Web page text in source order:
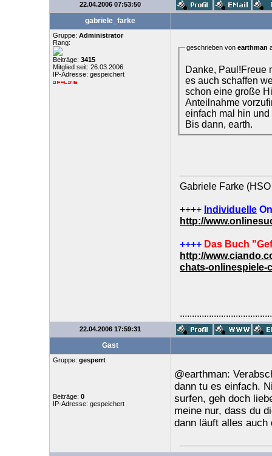
22.04.2006 07:53:50
gabriele_farke
Gruppe: Administrator
Rang:
Beiträge: 3415
Mitglied seit: 26.03.2006
IP-Adresse: gespeichert
geschrieben von earthman
Danke, Paul!Freue
es auch schaffen
schon eine große
Anteilnahme
einfach mal hin
Bis dann, earth.
Gabriele Farke (HSO
++++ Individuelle
http://
++++ Das Buch
http://
chats-onlinespiele-
22.04.2006 17:59:31
Gast
Gruppe: gesperrt
Beiträge: 0
IP-Adresse: gespeichert
@earthman:
dann tu es einfach.
surfen, geh doch
meine nur, dass du
dann läuft alles auch